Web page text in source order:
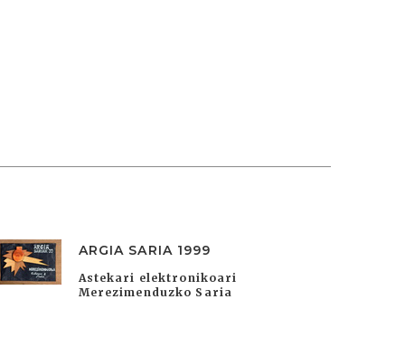
ARGIA SARIA 1999
Astekari elektronikoari
Merezimenduzko Saria